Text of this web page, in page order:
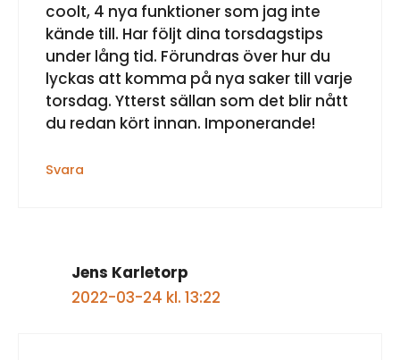
coolt, 4 nya funktioner som jag inte
kände till. Har följt dina torsdagstips
under lång tid. Förundras över hur du
lyckas att komma på nya saker till varje
torsdag. Ytterst sällan som det blir nått
du redan kört innan. Imponerande!
Svara
Jens Karletorp
2022-03-24 kl. 13:22